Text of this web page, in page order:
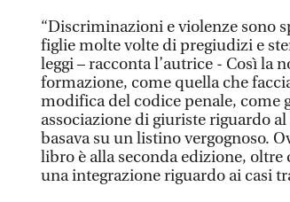
“Discriminazioni e violenze sono
figlie molte volte di pregiudizi e
leggi – racconta l’autrice - Così la
formazione, come quella che
modifica del codice penale, come
associazione di giuriste riguardo
basava su un listino vergognoso.
libro è alla seconda edizione, oltre
una integrazione riguardo ai casi